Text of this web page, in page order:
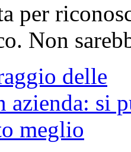
per
Non